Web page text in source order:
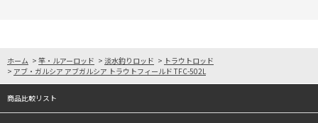
ホーム > 竿・ルアーロッド > 淡水釣りロッド > トラウトロッド
> アブ・ガルシア アブガルシア トラウトフィールド TFC-502L
商品比較リスト